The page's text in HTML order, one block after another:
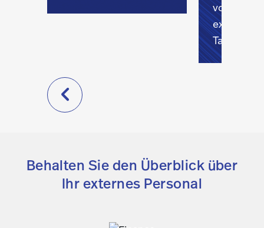
von
externen
Talenten
Behalten Sie den Überblick über
Ihr externes Personal